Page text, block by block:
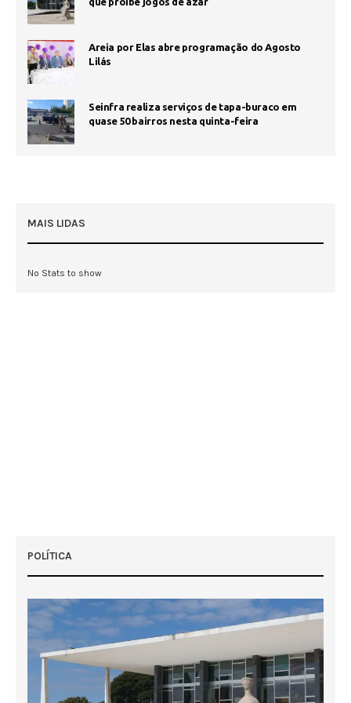
Areia por Elas abre programação do Agosto
Lilás
Seinfra realiza serviços de tapa-buraco em
quase 50 bairros nesta quinta-feira
MAIS LIDAS
No Stats to show
POLÍTICA